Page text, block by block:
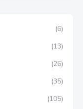
(6)
(13)
(26)
(35)
(105)